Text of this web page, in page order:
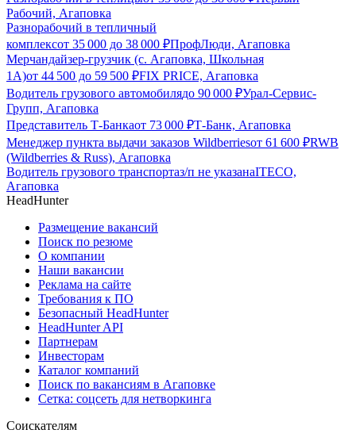
Рабочий, Агаповка
Разнорабочий в тепличный
комплексот 35 000 до 38 000 ₽ПрофЛюди, Агаповка
Мерчандайзер-грузчик (с. Агаповка, Школьная
1А)от 44 500 до 59 500 ₽FIX PRICE, Агаповка
Водитель грузового автомобилядо 90 000 ₽Урал-Сервис-
Групп, Агаповка
Представитель Т-Банкаот 73 000 ₽Т-Банк, Агаповка
Менеджер пункта выдачи заказов Wildberriesот 61 600 ₽RWB
(Wildberries & Russ), Агаповка
Водитель грузового транспортаз/п не указанаITECO,
Агаповка
HeadHunter
Размещение вакансий
Поиск по резюме
О компании
Наши вакансии
Реклама на сайте
Требования к ПО
Безопасный HeadHunter
HeadHunter API
Партнерам
Инвесторам
Каталог компаний
Поиск по вакансиям в Агаповке
Сетка: соцсеть для нетворкинга
Соискателям